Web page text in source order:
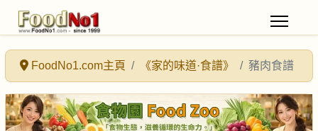
FoodNo1.com主頁 《家的味道·食譜》 豬肉食譜